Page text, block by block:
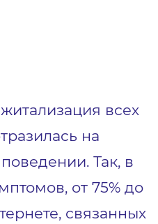
всех
на
Так, в
от 75% до
связанных